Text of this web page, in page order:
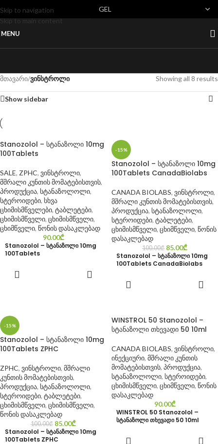
Skip to navigation
Skip to main content
MENU
მთავარი/ვინსტროლი Showing all 8 results
Show sidebar
Stanozolol – სტანაზოლი 10mg
100Tablets
SALE, ZPHC, ვინსტროლი,
მშრალი კუნთის მომატებისთვის,
პროდუქცია, სტანაზოლოლი,
სტეროიდები, სხვა
ცხიმისმწველები, ტაბლეტები,
ცხიმისმწველი, ცხიმისმწველი,
ცხიმწველი, წონის დასაკლებად
90.00₾
Stanozolol – სტანაზოლი 10mg
100Tablets
-15%
Stanozolol – სტანაზოლი 10mg
100Tablets CanadaBiolabs
CANADA BIOLABS, ვინსტროლი,
მშრალი კუნთის მომატებისთვის,
პროდუქცია, სტანაზოლოლი,
სტეროიდები, ტაბლეტები,
ცხიმისმწველი, ცხიმწველი, წონის
დასაკლებად
100.00₾ 85.00₾
Stanozolol – სტანაზოლი 10mg
100Tablets CanadaBiolabs
-15%
Stanozolol – სტანაზოლი 10mg
100Tablets ZPHC
ZPHC, ვინსტროლი, მშრალი
კუნთის მომატებისთვის,
პროდუქცია, სტანაზოლოლი,
სტეროიდები, ტაბლეტები,
ცხიმისმწველი, ცხიმისმწველი,
წონის დასაკლებად
100.00₾ 85.00₾
Stanozolol – სტანაზოლი 10mg
100Tablets ZPHC
WINSTROL 50 Stanozolol –
სტანაზოლი თხევადი 50 10ml
CANADA BIOLABS, ვინსტროლი,
ინექციური, მშრალი კუნთის
მომატებისთვის, პროდუქცია,
სტანაზოლოლი, სტეროიდები,
ცხიმისმწველი, ცხიმწველი, წონის
დასაკლებად
90.00₾
WINSTROL 50 Stanozolol –
სტანაზოლი თხევადი 50 10ml